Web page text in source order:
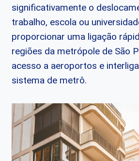
significativamente o
trabalho, escola ou
proporcionar uma ligação
regiões da metrópole de São
acesso a aeroportos e
sistema de metrô.